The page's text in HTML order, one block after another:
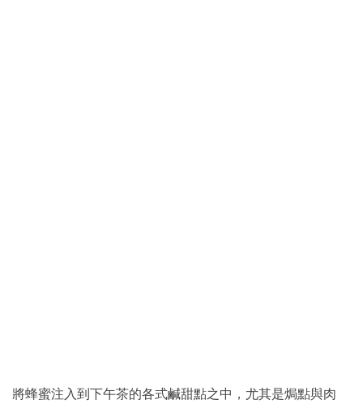
將蜂蜜注入到下午茶的各式鹹甜點之中，尤其是焗點與肉